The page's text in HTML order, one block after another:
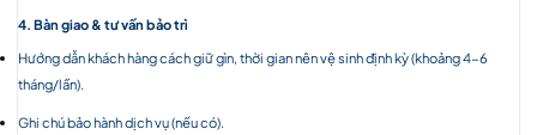
4. Bàn giao & tư vấn bảo trì
Hướng dẫn khách hàng cách giữ gìn, thời gian nên vệ sinh định kỳ (khoảng 4-6
tháng/lần).
Ghi chú bảo hành dịch vụ (nếu có).